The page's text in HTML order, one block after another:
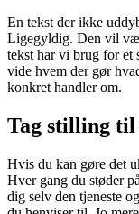
En tekst der ikke
Ligegyldig. Den vil
tekst har vi brug for et
vide hvem der gør
konkret handler om.
Tag stilling til
Hvis du kan gøre det
Hver gang du støder
dig selv den tjeneste